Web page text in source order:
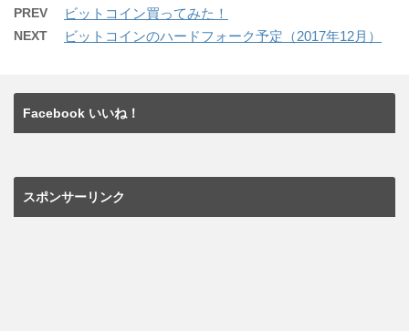
PREV ビットコイン買ってみた！
NEXT ビットコインのハードフォーク予定（2017年12月）
Facebook いいね！
スポンサーリンク